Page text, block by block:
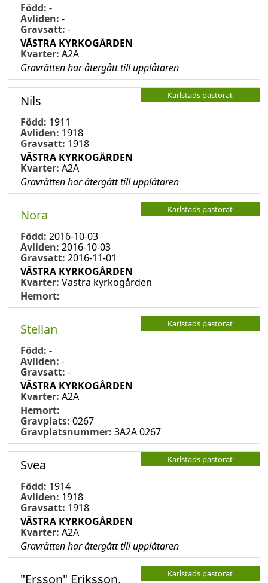
Född: -
Avliden: -
Gravsatt: -
VÄSTRA KYRKOGÅRDEN
Kvarter: A2A
Gravrätten har återgått till upplåtaren
Karlstads pastorat
Nils
Född: 1911
Avliden: 1918
Gravsatt: 1918
VÄSTRA KYRKOGÅRDEN
Kvarter: A2A
Gravrätten har återgått till upplåtaren
Karlstads pastorat
Nora
Född: 2016-10-03
Avliden: 2016-10-03
Gravsatt: 2016-11-01
VÄSTRA KYRKOGÅRDEN
Kvarter: Västra kyrkogården
Hemort:
Karlstads pastorat
Stellan
Född: -
Avliden: -
Gravsatt: -
VÄSTRA KYRKOGÅRDEN
Kvarter: A2A
Hemort:
Gravplats: 0267
Gravplatsnummer: 3A2A 0267
Karlstads pastorat
Svea
Född: 1914
Avliden: 1918
Gravsatt: 1918
VÄSTRA KYRKOGÅRDEN
Kvarter: A2A
Gravrätten har återgått till upplåtaren
Karlstads pastorat
"Ersson" Eriksson,